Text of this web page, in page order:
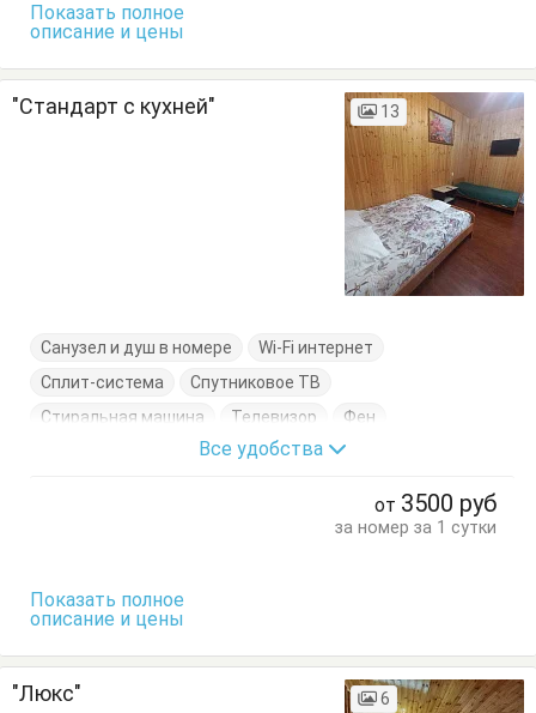
Показать полное
описание и цены
"Стандарт с кухней" 13
Санузел и душ в номере
Wi-Fi интернет
Сплит-система
Спутниковое ТВ
Стиральная машина
Телевизор
Фен
Электрочайник Балкон
Посуда
Стулья
Все удобства
от 3500 руб
за номер за 1 сутки
Показать полное
описание и цены
"Люкс" 6